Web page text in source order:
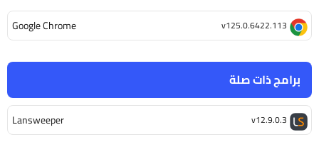
برامج ذات صلة
Lansweeper v12.9.0.3
Google Chrome v125.0.6422.113